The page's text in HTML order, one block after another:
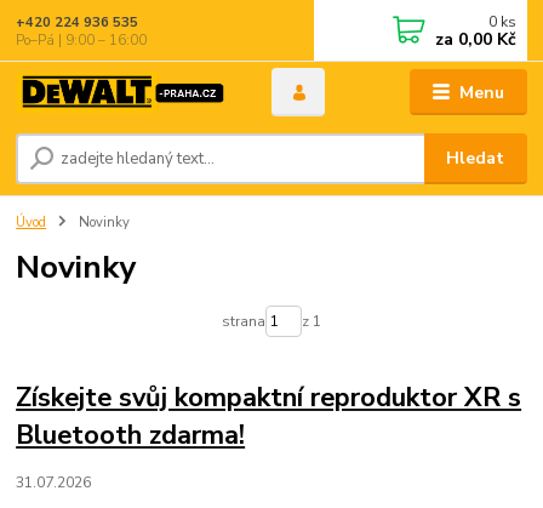
Menu
Hledat
+420 224 936 535
Po–Pá | 9:00 – 16:00
0 ks
za 0,00 Kč
Úvod Novinky
Novinky
strana z 1
Získejte svůj kompaktní reproduktor XR s
Bluetooth zdarma!
31.07.2026